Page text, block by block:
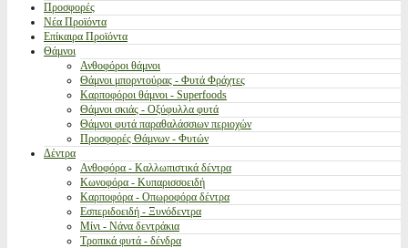
Προσφορές
Νέα Προϊόντα
Επίκαιρα Προϊόντα
Θάμνοι
Ανθοφόροι θάμνοι
Θάμνοι μπορντούρας - Φυτά Φράχτες
Καρποφόροι θάμνοι - Superfoods
Θάμνοι σκιάς - Οξύφυλλα φυτά
Θάμνοι φυτά παραθαλάσσιων περιοχών
Προσφορές Θάμνων - Φυτών
Δέντρα
Ανθοφόρα - Καλλωπιστικά δέντρα
Κωνοφόρα - Κυπαρισσοειδή
Καρποφόρα - Οπωροφόρα δέντρα
Εσπεριδοειδή - Ξυνόδεντρα
Μίνι - Νάνα δεντράκια
Τροπικά φυτά - δένδρα